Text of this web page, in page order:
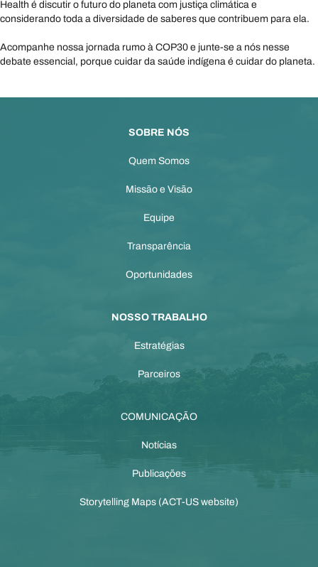
Health é discutir o futuro do planeta com justiça climática e
considerando toda a diversidade de saberes que contribuem para ela.
Acompanhe nossa jornada rumo à COP30 e junte-se a nós nesse
debate essencial, porque cuidar da saúde indígena é cuidar do planeta.
SOBRE NÓS
Quem Somos
Missão e Visão
Equipe
Transparência
Oportunidades
NOSSO TRABALHO
Estratégias
Parceiros
COMUNICAÇÃO
Notícias
Publicações
Storytelling Maps (ACT-US website)